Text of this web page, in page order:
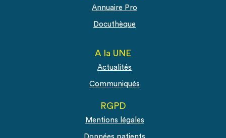
Annuaire Pro
Docuthèque
A la UNE
Actualités
Communiqués
RGPD
Mentions légales